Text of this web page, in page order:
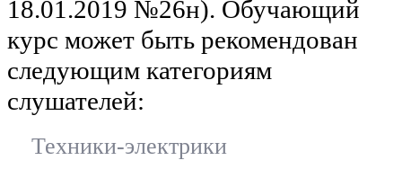
18.01.2019 №26н). Обучающий
курс может быть рекомендован
следующим категориям
слушателей:
Техники-электрики